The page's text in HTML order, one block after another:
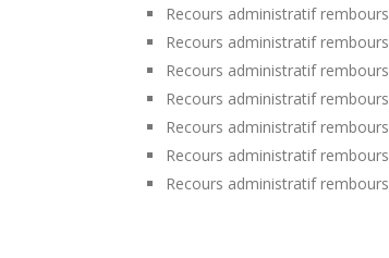
Recours administratif
Recours administratif
Recours administratif
Recours administratif
Recours administratif
Recours administratif
Recours administratif